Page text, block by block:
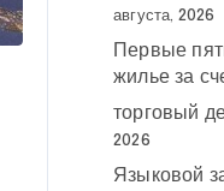
августа, 2026
Первые
жилье за
торговый
2026
Языковой